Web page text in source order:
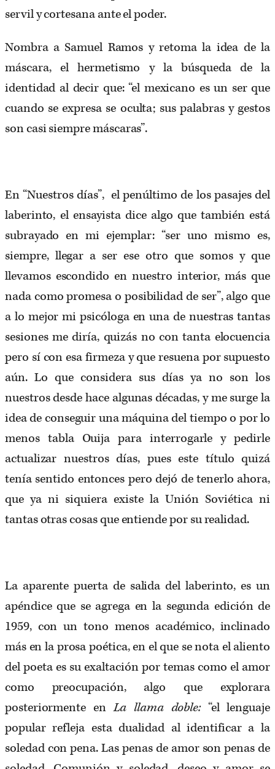
servil y cortesana ante el poder.
Nombra a Samuel Ramos y retoma la idea de la
máscara, el hermetismo y la búsqueda de la
identidad al decir que: “el mexicano es un ser que
cuando se expresa se oculta; sus palabras y gestos
son casi siempre máscaras”.
En “Nuestros días”, el penúltimo de los pasajes del
laberinto, el ensayista dice algo que también está
subrayado en mi ejemplar: “ser uno mismo es,
siempre, llegar a ser ese otro que somos y que
llevamos escondido en nuestro interior, más que
nada como promesa o posibilidad de ser”, algo que
a lo mejor mi psicóloga en una de nuestras tantas
sesiones me diría, quizás no con tanta elocuencia
pero sí con esa firmeza y que resuena por supuesto
aún. Lo que considera sus días ya no son los
nuestros desde hace algunas décadas, y me surge la
idea de conseguir una máquina del tiempo o por lo
menos tabla Ouija para interrogarle y pedirle
actualizar nuestros días, pues este título quizá
tenía sentido entonces pero dejó de tenerlo ahora,
que ya ni siquiera existe la Unión Soviética ni
tantas otras cosas que entiende por su realidad.
La aparente puerta de salida del laberinto, es un
apéndice que se agrega en la segunda edición de
1959, con un tono menos académico, inclinado
más en la prosa poética, en el que se nota el aliento
del poeta es su exaltación por temas como el amor
como preocupación, algo que explorara
posteriormente enLa llama doble:“el lenguaje
popular refleja esta dualidad al identificar a la
soledad con pena. Las penas de amor son penas de